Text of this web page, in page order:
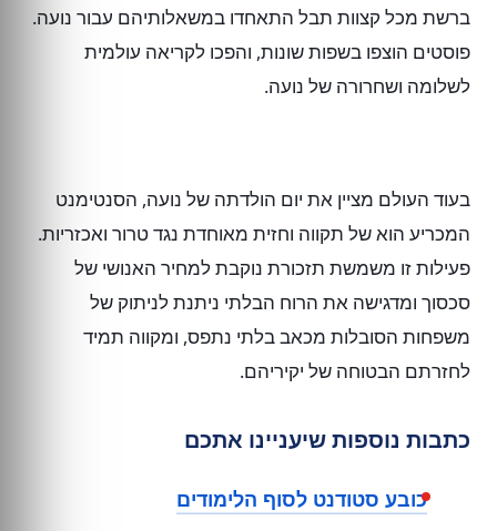
ברשת מכל קצוות תבל התאחדו במשאלותיהם עבור נועה.
פוסטים הוצפו בשפות שונות, והפכו לקריאה עולמית
לשלומה ושחרורה של נועה.
בעוד העולם מציין את יום הולדתה של נועה, הסנטימנט
המכריע הוא של תקווה וחזית מאוחדת נגד טרור ואכזריות.
פעילות זו משמשת תזכורת נוקבת למחיר האנושי של
סכסוך ומדגישה את הרוח הבלתי ניתנת לניתוק של
משפחות הסובלות מכאב בלתי נתפס, ומקווה תמיד
לחזרתם הבטוחה של יקיריהם.
כתבות נוספות שיעניינו אתכם
כובע סטודנט לסוף הלימודים